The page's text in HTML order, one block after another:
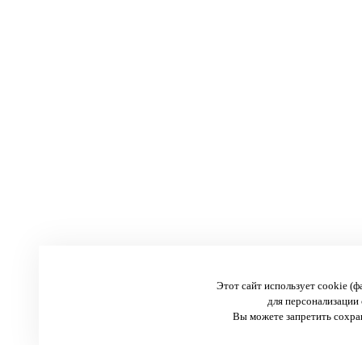
Этот сайт использует cookie
для персонализации
Вы можете запретить